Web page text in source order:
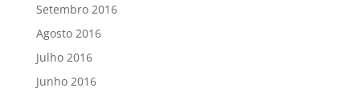
Setembro 2016
Agosto 2016
Julho 2016
Junho 2016